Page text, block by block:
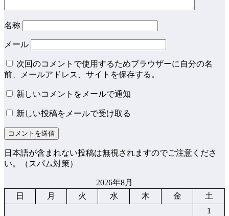
名称
メール
次回のコメントで使用するためブラウザーに自分の名
前、メールアドレス、サイトを保存する。
新しいコメントをメールで通知
新しい投稿をメールで受け取る
日本語が含まれない投稿は無視されますのでご注意くださ
い。（スパム対策）
2026年8月
日
月 火 水 木 金
土
1